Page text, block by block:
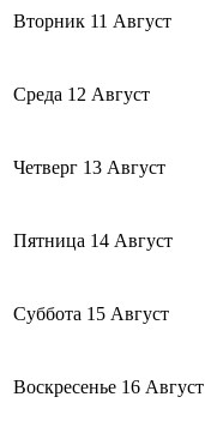
Вторник 11 Август
Среда 12 Август
Четверг 13 Август
Пятница 14 Август
Суббота 15 Август
Воскресенье 16 Август